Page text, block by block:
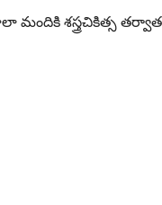
శస్త్రచికిత్స తర్వాత